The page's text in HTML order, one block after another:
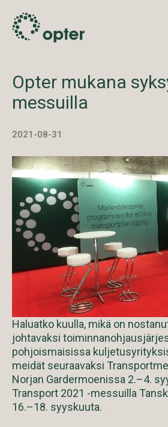
Opter mukana
messuilla
2021-08-31
Haluatko kuulla, mikä on
johtavaksi
pohjoismaisissa
meidät seuraavaksi
Norjan Gardermoenissa 2.–4.
Transport 2021 -messuilla
16.–18. syyskuuta.